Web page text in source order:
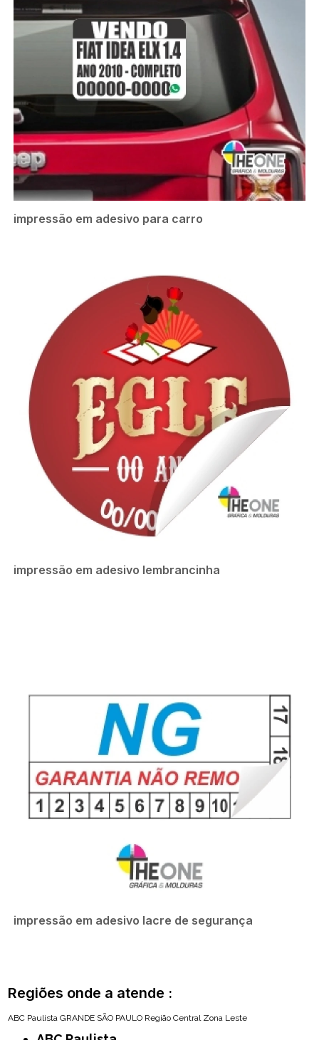
impressão em adesivo para carro
impressão em adesivo lembrancinha
impressão em adesivo lacre de segurança
Regiões onde a atende :
ABC Paulista GRANDE SÃO PAULO Região Central Zona Leste